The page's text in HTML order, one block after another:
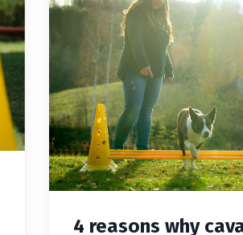
4 reasons why